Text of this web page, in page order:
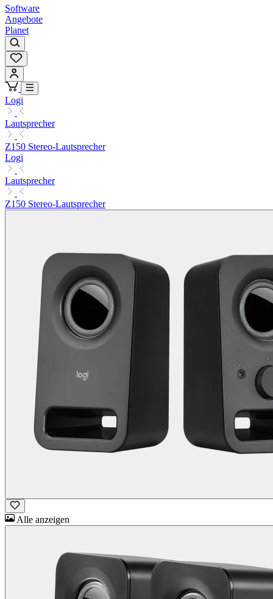
Software
Angebote
Planet
Logi
Lautsprecher
Z150 Stereo-Lautsprecher
Logi
Lautsprecher
Z150 Stereo-Lautsprecher
Alle anzeigen